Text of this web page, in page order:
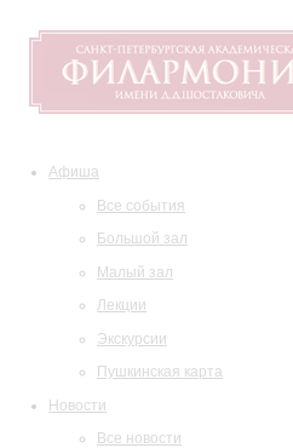
Афиша
Все события
Большой зал
Малый зал
Лекции
Экскурсии
Пушкинская карта
Новости
Все новости